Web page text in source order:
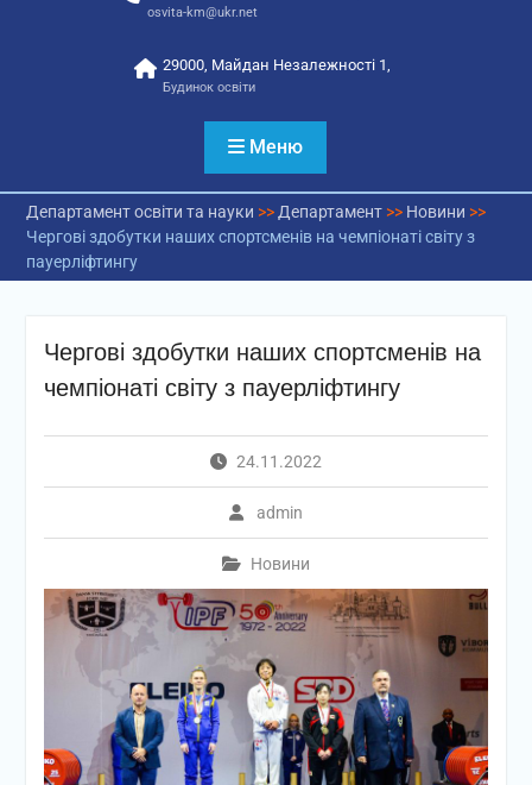
osvita-km@ukr.net
29000, Майдан Незалежності 1,
Будинок освіти
Меню
Департамент освіти та науки >> Департамент>> Новини >>
Чергові здобутки наших спортсменів на чемпіонаті світу з
пауерліфтингу
Чергові здобутки наших спортсменів на
чемпіонаті світу з пауерліфтингу
24.11.2022
admin
Новини